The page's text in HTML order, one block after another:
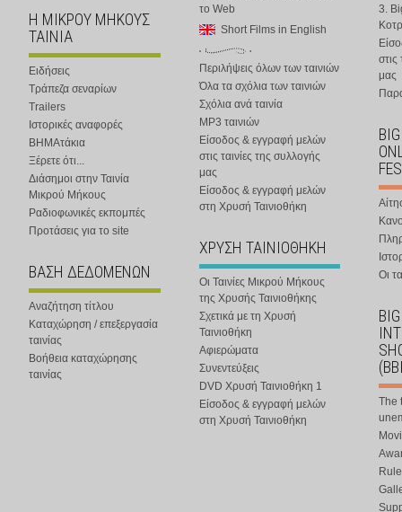
Η ΜΙΚΡΟΥ ΜΗΚΟΥΣ
ΤΑΙΝΙΑ
Ειδήσεις
Τράπεζα σεναρίων
Trailers
Ιστορικές αναφορές
ΒΗΜΑτάκια
Ξέρετε ότι...
Διάσημοι στην Ταινία
Μικρού Μήκους
Ραδιοφωνικές εκπομπές
Προτάσεις για το site
ΒΑΣΗ ΔΕΔΟΜΕΝΩΝ
Αναζήτηση τίτλου
Καταχώρηση / επεξεργασία
ταινίας
Βοήθεια καταχώρησης
ταινίας
το Web
Short Films in English
Περιλήψεις όλων των ταινιών
Όλα τα σχόλια των ταινιών
Σχόλια ανά ταινία
MP3 ταινιών
Είσοδος & εγγραφή μελών
στις ταινίες της συλλογής
μας
Είσοδος & εγγραφή μελών
στη Χρυσή Ταινιοθήκη
ΧΡΥΣΗ ΤΑΙΝΙΟΘΗΚΗ
Οι Ταινίες Μικρού Μήκους
της Χρυσής Ταινιοθήκης
Σχετικά με τη Χρυσή
Ταινιοθήκη
Αφιερώματα
Συνεντεύξεις
DVD Χρυσή Ταινιοθήκη 1
Είσοδος & εγγραφή μελών
στη Χρυσή Ταινιοθήκη
3.
στις
μας
Οι
The